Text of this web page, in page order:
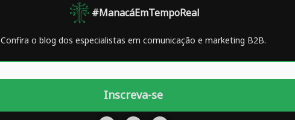
#ManacáEmTempoReal
Confira o blog dos especialistas em comunicação e marketing B2B.